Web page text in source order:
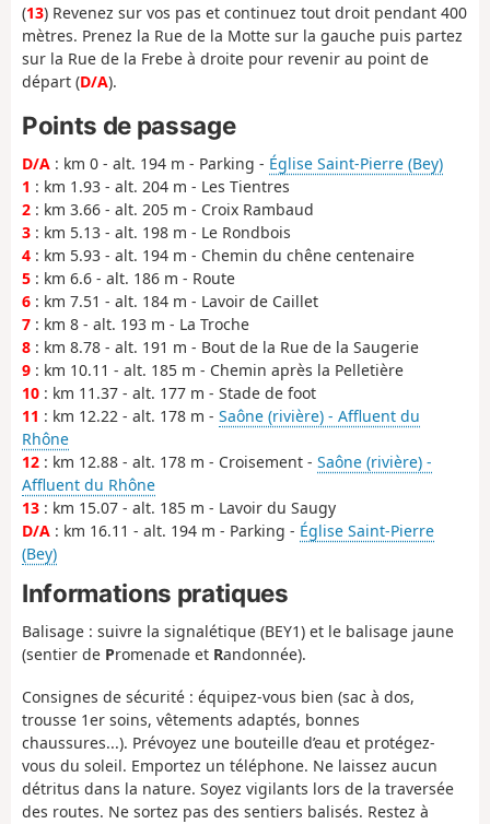
(13) Revenez sur vos pas et continuez tout droit pendant 400
mètres. Prenez la Rue de la Motte sur la gauche puis partez
sur la Rue de la Frebe à droite pour revenir au point de
départ (D/A).
Points de passage
D/A : km 0 - alt. 194 m - Parking - Église Saint-Pierre (Bey)
1 : km 1.93 - alt. 204 m - Les Tientres
2 : km 3.66 - alt. 205 m - Croix Rambaud
3 : km 5.13 - alt. 198 m - Le Rondbois
4 : km 5.93 - alt. 194 m - Chemin du chêne centenaire
5 : km 6.6 - alt. 186 m - Route
6 : km 7.51 - alt. 184 m - Lavoir de Caillet
7 : km 8 - alt. 193 m - La Troche
8 : km 8.78 - alt. 191 m - Bout de la Rue de la Saugerie
9 : km 10.11 - alt. 185 m - Chemin après la Pelletière
10 : km 11.37 - alt. 177 m - Stade de foot
11 : km 12.22 - alt. 178 m - Saône (rivière) - Affluent du
Rhône
12 : km 12.88 - alt. 178 m - Croisement - Saône (rivière) -
Affluent du Rhône
13 : km 15.07 - alt. 185 m - Lavoir du Saugy
D/A : km 16.11 - alt. 194 m - Parking - Église Saint-Pierre
(Bey)
Informations pratiques
Balisage : suivre la signalétique (BEY1) et le balisage jaune
(sentier de Promenade et Randonnée).
Consignes de sécurité : équipez-vous bien (sac à dos,
trousse 1er soins, vêtements adaptés, bonnes
chaussures...). Prévoyez une bouteille d’eau et protégez-
vous du soleil. Emportez un téléphone. Ne laissez aucun
détritus dans la nature. Soyez vigilants lors de la traversée
des routes. Ne sortez pas des sentiers balisés. Restez à